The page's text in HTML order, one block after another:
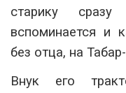
старику
вспоминается и
без отца, на
Внук его